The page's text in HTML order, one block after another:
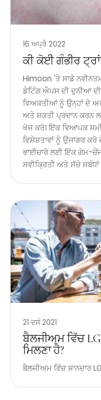
16 ਅਪ੍ਰੈ 2022
ਕੀ ਕੋਈ ਗੰਭੀਰ
Himoon 'ਤੇ ਸਾਡੇ
ਡੇਟਿੰਗ ਐਪਸ ਦੀ ਦੁਨੀਆ
ਵਿਅਕਤੀਆਂ ਨੂੰ ਉਨ੍ਹਾਂ ਦੇ
ਅਤੇ ਸ਼ਕਤੀ ਪ੍ਰਦਾਨ ਕਰਨ
ਖੋਜ ਕਰੋ। ਇੱਕ ਵਿਆਪਕ
ਵਿਸ਼ੇਸ਼ਤਾਵਾਂ ਨੂੰ ਉਜਾਗਰ
ਭਾਈਚਾਰੇ ਲਈ ਇੱਕ ਗੇਮ-
ਸਵੀਕ੍ਰਿਤੀ ਅਤੇ ਸੱਚੇ ਸਬੰਧਾਂ
21 ਦਸੰ 2021
ਬੈਲਜੀਅਮ ਵਿੱਚ
ਮਿਲਣਾ ਹੈ?
ਬੈਲਜੀਅਮ ਵਿੱਚ ਸ਼ਾਨਦਾਰ